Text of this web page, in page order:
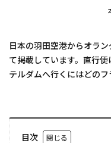
日本の羽田空港からオラ
て掲載しています。直行
テルダムへ行くにはどのフ
目次